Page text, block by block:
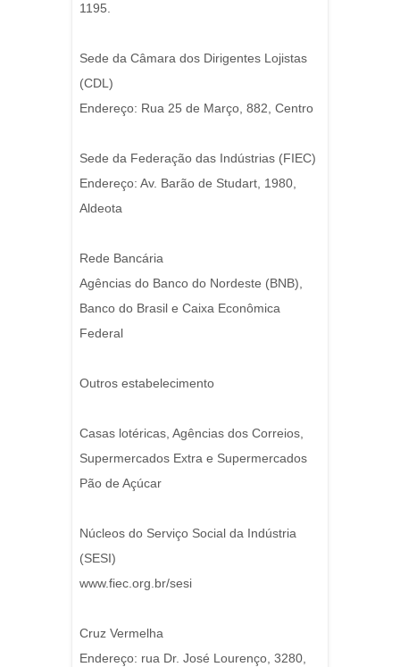
1195.
Sede da Câmara dos Dirigentes Lojistas
(CDL)
Endereço: Rua 25 de Março, 882, Centro
Sede da Federação das Indústrias (FIEC)
Endereço: Av. Barão de Studart, 1980,
Aldeota
Rede Bancária
Agências do Banco do Nordeste (BNB),
Banco do Brasil e Caixa Econômica
Federal
Outros estabelecimento
Casas lotéricas, Agências dos Correios,
Supermercados Extra e Supermercados
Pão de Açúcar
Núcleos do Serviço Social da Indústria
(SESI)
www.fiec.org.br/sesi
Cruz Vermelha
Endereço: rua Dr. José Lourenço, 3280,